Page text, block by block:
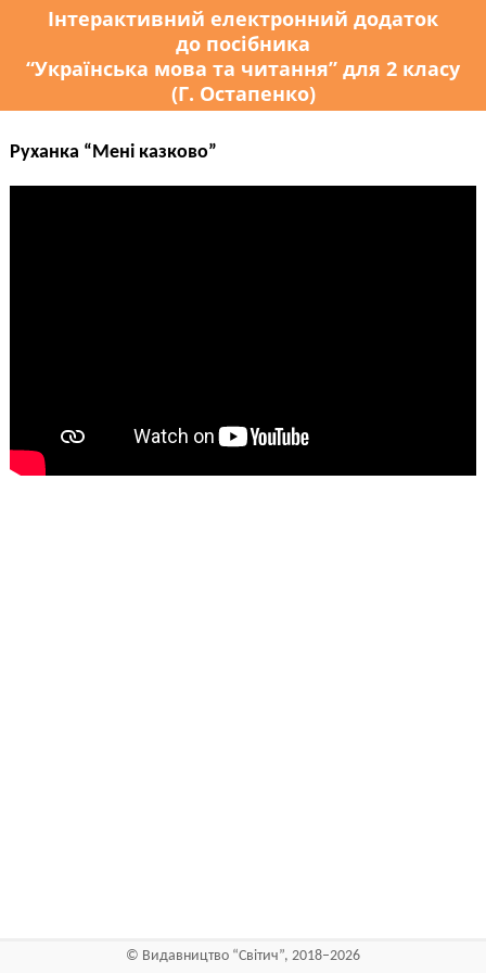
Інтерактивний електронний додаток
до посібника
“Українська мова та читання” для 2 класу
(Г. Остапенко)
Руханка “Мені казково”
© Видавництво “Світич”, 2018–2026